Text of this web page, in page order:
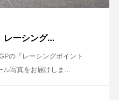
レーシング...
の『レーシングポイント
写真をお届けしま...